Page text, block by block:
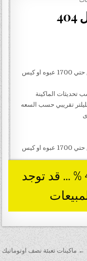
← ماكينات تعبئة نصف اوتوماتيك